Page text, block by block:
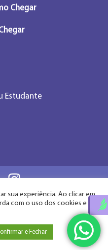
Chegar
Estudante
Veterinária® - Desde
sua experiência. Ao clicar em
com o uso dos cookies e
e Fechar